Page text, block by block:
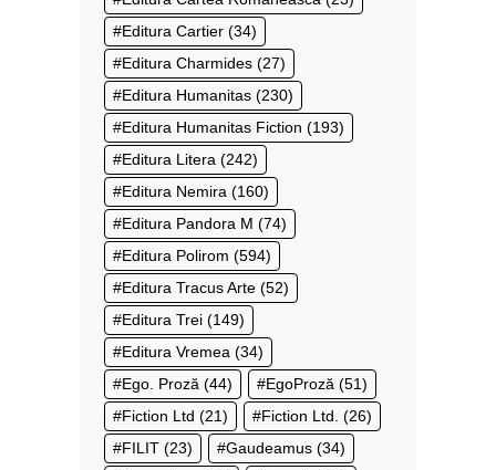
Editura Cartier (34)
Editura Charmides (27)
Editura Humanitas (230)
Editura Humanitas Fiction (193)
Editura Litera (242)
Editura Nemira (160)
Editura Pandora M (74)
Editura Polirom (594)
Editura Tracus Arte (52)
Editura Trei (149)
Editura Vremea (34)
Ego. Proză (44) EgoProză (51)
Fiction Ltd (21) Fiction Ltd. (26)
FILIT (23) Gaudeamus (34)